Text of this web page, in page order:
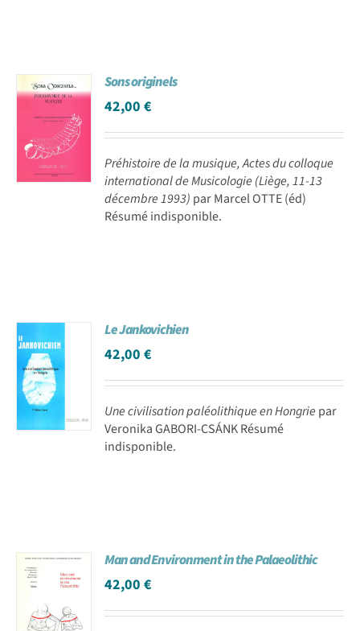
Sons originels
42,00€
Préhistoire de la musique, Actes du colloque
international de Musicologie (Liège, 11-13
décembre 1993) par Marcel OTTE (éd)
Résumé indisponible.
Le Jankovichien
42,00€
Une civilisation paléolithique en Hongrie par
Veronika GABORI-CSÁNK Résumé
indisponible.
Man and Environment in the Palaeolithic
42,00€